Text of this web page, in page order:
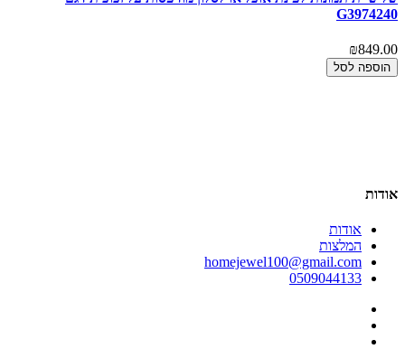
G3974240
₪849.00
הוספה לסל
אודות
אודות
המלצות
homejewel100@gmail.com
0509044133